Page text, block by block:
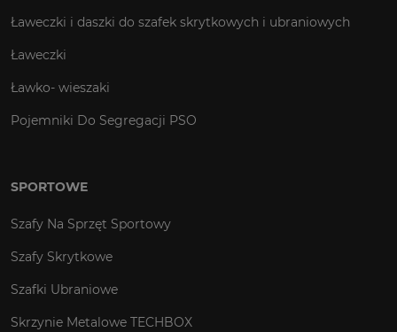
Ławeczki i daszki do szafek skrytkowych i ubraniowych
Ławeczki
Ławko- wieszaki
Pojemniki Do Segregacji PSO
SPORTOWE
Szafy Na Sprzęt Sportowy
Szafy Skrytkowe
Szafki Ubraniowe
Skrzynie Metalowe TECHBOX